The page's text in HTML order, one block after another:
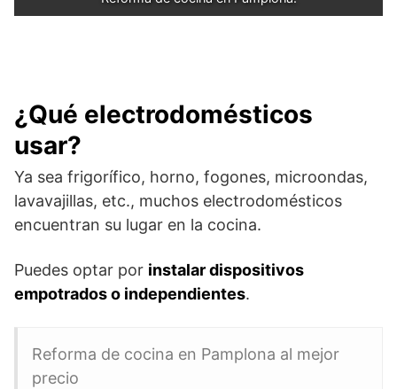
¿Qué electrodomésticos
usar?
Ya sea frigorífico, horno, fogones, microondas,
lavavajillas, etc., muchos electrodomésticos
encuentran su lugar en la cocina.
Puedes optar por instalar dispositivos
empotrados o independientes.
Reforma de cocina en Pamplona al mejor
precio